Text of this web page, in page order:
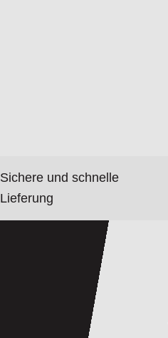
Sichere und schnelle
Lieferung